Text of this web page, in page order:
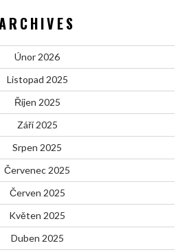
Únor 2026
Listopad 2025
Říjen 2025
Září 2025
Srpen 2025
Červenec 2025
Červen 2025
Květen 2025
Duben 2025